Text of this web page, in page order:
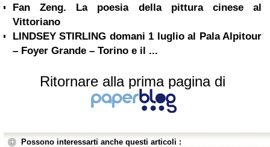
Fan Zeng. La poesia della pittura cinese al
Vittoriano
LINDSEY STIRLING domani 1 luglio al Pala Alpitour
– Foyer Grande – Torino e il ...
Ritornare alla prima pagina di
Possono interessarti anche questi articoli :